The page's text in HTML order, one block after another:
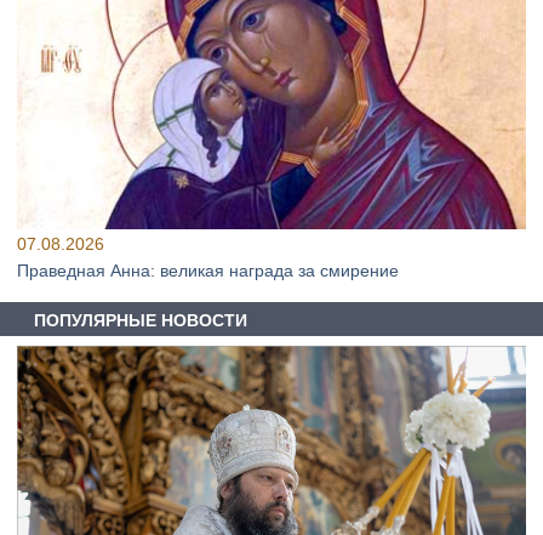
07.08.2026
Праведная Анна: великая награда за смирение
ПОПУЛЯРНЫЕ НОВОСТИ